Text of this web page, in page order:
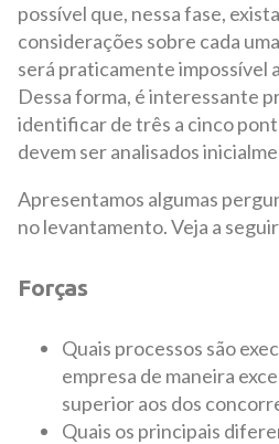
possível que, nessa fase,
considerações sobre cada
será praticamente impossível
Dessa forma, é interessante
identificar de três a cinco
devem ser analisados
Apresentamos algumas
no levantamento. Veja a seguir
Forças
Quais processos são
empresa de maneira
superior aos dos
Quais os principais